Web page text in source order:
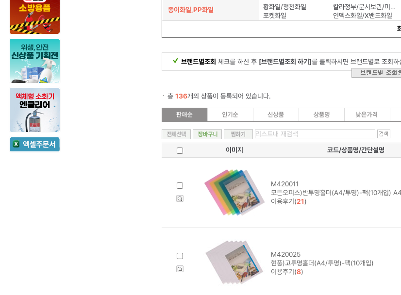
종이화일,PP화일 황화일/청천화일 칼라정부/문서보관/미색화일
포켓화일
인덱스화일/X밴드화일
브랜드별조회 체크를 하신 후 [브랜드별조회 하기]를 클릭하시면 브랜드별로 조회
총 136개의 상품이 등록되어 있습니다.
이미지
코드/상품명/간단설명
M420011
모든오피스)반투명홀더(A4/투명)-팩(10개입) A4
이용후기(21)
M420025
현풍)고투명홀더(A4/투명)-팩(10개입)
이용후기(8)